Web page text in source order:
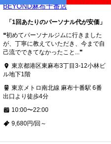
BEYOND麻布十番店
「1回あたりのパーソナル代が安価」
❝初めてパーソナルジムに行きました
が、丁寧に教えていただき、今まで自
己流でできてなかったこと...❞
東京都港区東麻布3丁目3-12小林ビ
ル地下1階
東京メトロ南北線 麻布十番駅 6番
出口より徒歩4分
10:00〜22:00
9,680円/回～